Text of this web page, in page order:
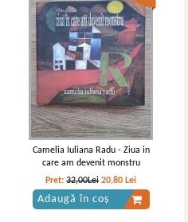
Mihai Eminescu - Poezii (editie
ingrijita de Perpessicius)
IN STOC
Pret:28,00Lei
Adaugă în coș
-35%
Camelia Iuliana Radu - Ziua in
care am devenit monstru
Pret:32,00Lei 20,80 Lei
Adaugă în coș